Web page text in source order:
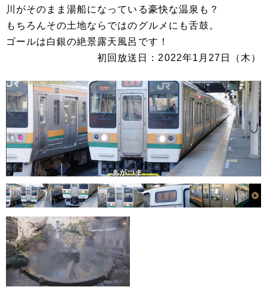
川がそのまま湯船になっている豪快な温泉も？
もちろんその土地ならではのグルメにも舌鼓。
ゴールは白銀の絶景露天風呂です！
初回放送日：2022年1月27日（木）